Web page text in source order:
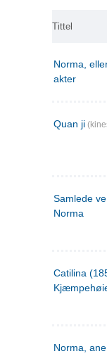
Tittel
Norma,
akter
Quan ji
Samlede
Norma
Catilina
Norma,